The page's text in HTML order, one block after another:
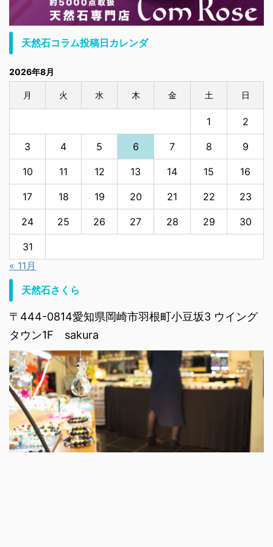
天然石コラム投稿日カレンダ
2026年8月
月 火 水 木 金 土 日
1 2
3 4 5 6 7 8 9
10 11 12 13 14 15 16
17 18 19 20 21 22 23
24 25 26 27 28 29 30
31
« 11月
天然石さくら
〒444-0814愛知県岡崎市羽根町小豆坂3 ウイング
タウン1F sakura